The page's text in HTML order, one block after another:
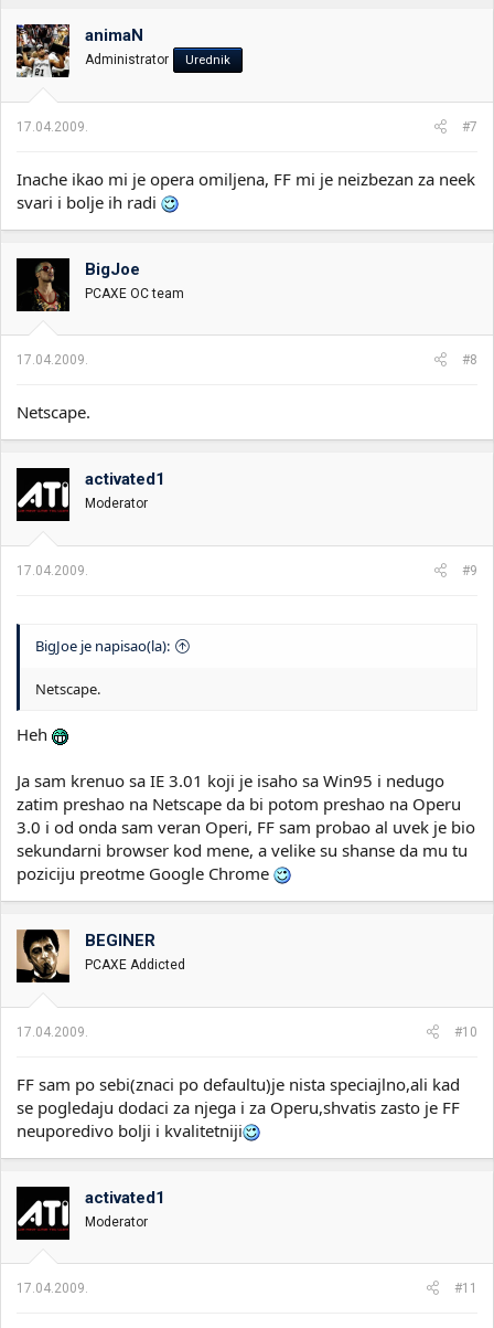
animaN
Administrator Urednik
17.04.2009. #7
Inache ikao mi je opera omiljena, FF mi je neizbezan za neek
svari i bolje ih radi
BigJoe
PCAXE OC team
17.04.2009. #8
Netscape.
activated1
Moderator
17.04.2009. #9
BigJoe je napisao(la):
Netscape.
Heh
Ja sam krenuo sa IE 3.01 koji je isaho sa Win95 i nedugo
zatim preshao na Netscape da bi potom preshao na Operu
3.0 i od onda sam veran Operi, FF sam probao al uvek je bio
sekundarni browser kod mene, a velike su shanse da mu tu
poziciju preotme Google Chrome
BEGINER
PCAXE Addicted
17.04.2009. #10
FF sam po sebi(znaci po defaultu)je nista speciajlno,ali kad
se pogledaju dodaci za njega i za Operu,shvatis zasto je FF
neuporedivo bolji i kvalitetniji
activated1
Moderator
17.04.2009. #11